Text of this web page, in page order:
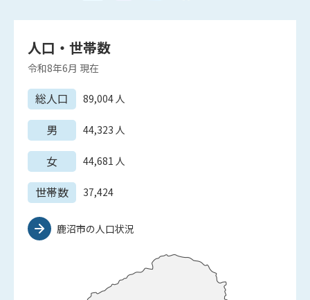
人口・世帯数
令和8年6月 現在
総人口 89,004人
男 44,323 人
女 44,681 人
世帯数 37,424
鹿沼市の人口状況